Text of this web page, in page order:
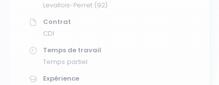
Levallois-Perret (92)
Contrat
CDI
Temps de travail
Temps partiel
Expérience